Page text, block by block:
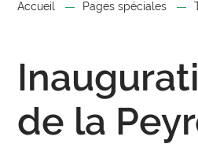
Accueil Pages spéciales
de la